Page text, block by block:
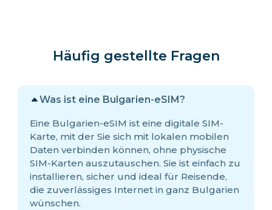
Häufig gestellte Fragen
Was ist eine Bulgarien-eSIM?
Eine Bulgarien-eSIM ist eine digitale SIM-
Karte, mit der Sie sich mit lokalen mobilen
Daten verbinden können, ohne physische
SIM-Karten auszutauschen. Sie ist einfach zu
installieren, sicher und ideal für Reisende,
die zuverlässiges Internet in ganz Bulgarien
wünschen.